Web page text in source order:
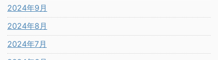
2024年9月
2024年8月
2024年7月